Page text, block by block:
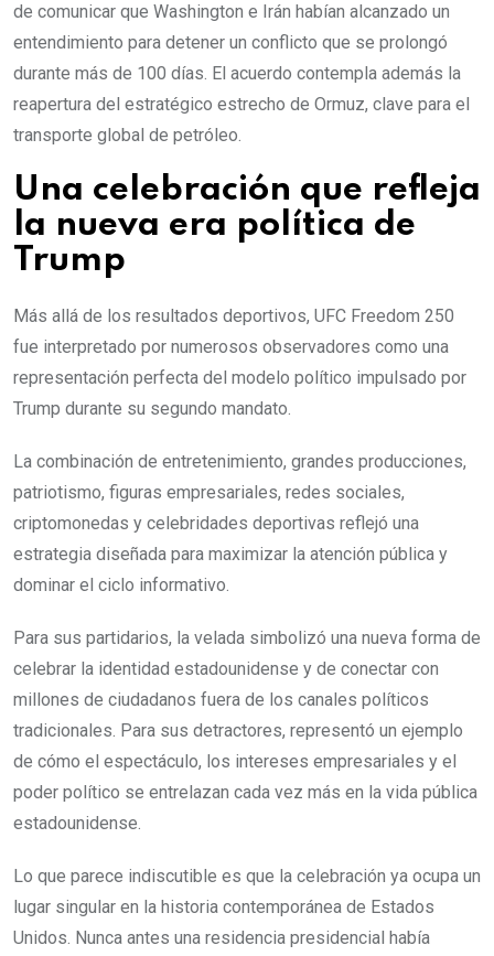
de comunicar que Washington e Irán habían alcanzado un
entendimiento para detener un conflicto que se prolongó
durante más de 100 días. El acuerdo contempla además la
reapertura del estratégico estrecho de Ormuz, clave para el
transporte global de petróleo.
Una celebración que refleja
la nueva era política de
Trump
Más allá de los resultados deportivos, UFC Freedom 250
fue interpretado por numerosos observadores como una
representación perfecta del modelo político impulsado por
Trump durante su segundo mandato.
La combinación de entretenimiento, grandes producciones,
patriotismo, figuras empresariales, redes sociales,
criptomonedas y celebridades deportivas reflejó una
estrategia diseñada para maximizar la atención pública y
dominar el ciclo informativo.
Para sus partidarios, la velada simbolizó una nueva forma de
celebrar la identidad estadounidense y de conectar con
millones de ciudadanos fuera de los canales políticos
tradicionales. Para sus detractores, representó un ejemplo
de cómo el espectáculo, los intereses empresariales y el
poder político se entrelazan cada vez más en la vida pública
estadounidense.
Lo que parece indiscutible es que la celebración ya ocupa un
lugar singular en la historia contemporánea de Estados
Unidos. Nunca antes una residencia presidencial había